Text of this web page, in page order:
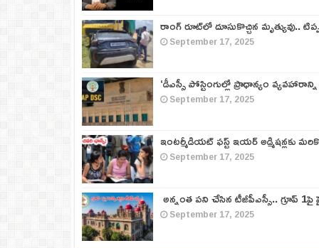
రాంగ్ రూట్‌లో దూసుకొచ్చిన మృత్యువు..
September 17, 2025
‘డీఎస్సీ పోస్టింగుల్లో ప్రాధాన్యం
September 17, 2025
ఇంటర్మీడియట్ ఫస్ట్‌ ఇయర్‌ అడ్మిషన్లకు
September 17, 2025
అన్నంత పని చేసిన టీజీపీఎస్సీ.. గ్రూప్‌
September 17, 2025